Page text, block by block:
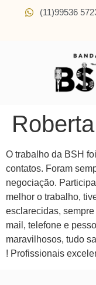
(11)99536
O trabalho da BSH
contatos. Foram
negociação.
melhor o trabalho,
esclarecidas,
mail, telefone e
maravilhosos, tudo
! Profissionais